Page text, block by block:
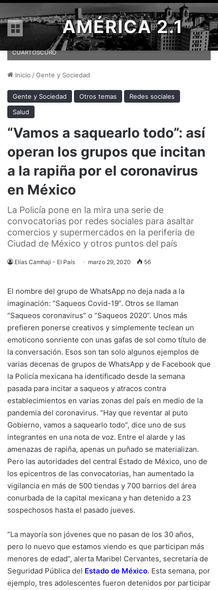
Menú AMÉRICA 2.1
Policías vigilan un supermercado en México para evitar saqueos
ante la contingencia por el Covid-19. ROGELIO MORALES /
CUARTOSCURO
Inicio /Gente y Sociedad
Gente y Sociedad Otros temas
Redes sociales
Salud
“Vamos a saquearlo todo”: así
operan los grupos que incitan
a la rapiña por el coronavirus
en México
La Policía pone en la mira una serie de
convocatorias por redes sociales para asaltar
comercios y supermercados en la periferia de
Ciudad de México y otros puntos del país
Elías Camhaji - El País marzo 29, 2020 56
El nombre del grupo de WhatsApp no deja nada a la
imaginación: “Saqueos Covid-19”. Otros se llaman
“Saqueos coronavirus” o “Saqueos 2020”. Unos más
prefieren ponerse creativos y simplemente teclean un
emoticono sonriente con unas gafas de sol como título de
la conversación. Esos son tan solo algunos ejemplos de
varias decenas de grupos de WhatsApp y de Facebook que
la Policía mexicana ha identificado desde la semana
pasada para incitar a saqueos y atracos contra
establecimientos en varias zonas del país en medio de la
pandemia del coronavirus. “Hay que reventar al puto
Gobierno, vamos a saquearlo todo”, dice uno de sus
integrantes en una nota de voz. Entre el alarde y las
amenazas de rapiña, apenas un puñado se materializan.
Pero las autoridades del central Estado de México, uno de
los epicentros de las convocatorias, han aumentado la
vigilancia en más de 500 tiendas y 700 barrios del área
conurbada de la capital mexicana y han detenido a 23
sospechosos hasta el pasado jueves.
“La mayoría son jóvenes que no pasan de los 30 años,
pero lo nuevo que estamos viendo es que participan más
menores de edad”, alerta Maribel Cervantes, secretaria de
Seguridad Pública del Estado de México. Esta semana, por
ejemplo, tres adolescentes fueron detenidos por participar